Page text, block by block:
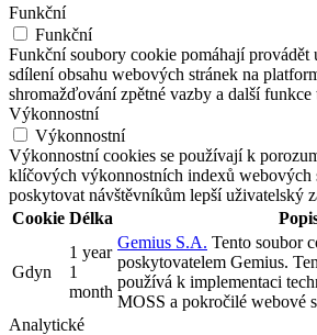
Funkční
Funkční
Funkční soubory cookie pomáhají provádět
sdílení obsahu webových stránek na
shromažďování zpětné vazby a další funkce
Výkonnostní
Výkonnostní
Výkonnostní cookies se používají k
klíčových výkonnostních indexů webových
poskytovat návštěvníkům lepší uživatelský
Cookie Délka
Gdyn
1 year
1
month
Gemius S.A. Tento soubor
poskytovatelem Gemius.
používá k implementaci
MOSS a pokročilé webové
Analytické